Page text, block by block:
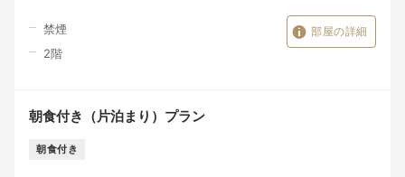
禁煙
2階
部屋の詳細
朝食付き（片泊まり）プラン
朝食付き